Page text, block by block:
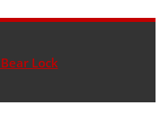
Lock